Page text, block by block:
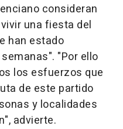
consideran
una fiesta del
han estado
"Por ello
los esfuerzos que
de este partido
y localidades
advierte.